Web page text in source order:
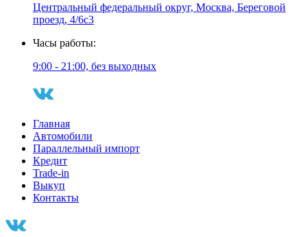
Центральный федеральный округ, Москва, Береговой
проезд, 4/6с3
Часы работы:
9:00 - 21:00, без выходных
Главная
Автомобили
Параллельный импорт
Кредит
Trade-in
Выкуп
Контакты